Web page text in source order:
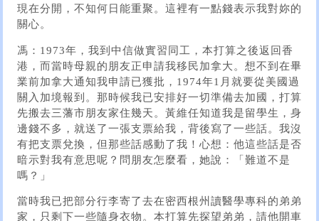
現在分開，不知何日能重聚。這裡有一點錢表示我對妳的
關心。
馮：1973年，我到中信做實習同工，本打算之後返回香
港，而當時母親的朋友正申請我移民加拿大。想不到在畢
業前加拿大通知我申請已獲批，1974年1月就要從美國過
關入加境報到。那時候我已安排好一切準備去加國，打算
先搬去三藩市朋友家住幾天。黃維任知道我是留學生，身
邊錢不多，就送了一張支票給我，背後寫了一些話。我沒
有把支票兌換，但那些話感動了我！心想：他這些話是否
暗示對我有意思呢？問朋友怎麼看，她說：「難道不是
嗎？」
當時我已把部分行李寄了去在密西根州讀醫學專科的弟弟
家，只剩下一些隨身衣物。本打算先探望弟弟，請他開車